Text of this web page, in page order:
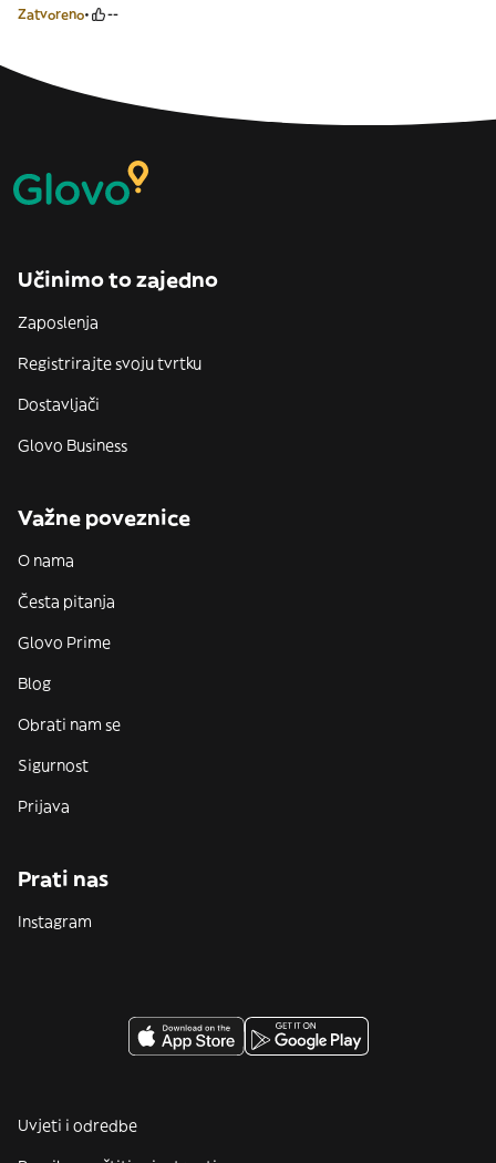
Zatvoreno --
Učinimo to zajedno
Zaposlenja
Registrirajte svoju tvrtku
Dostavljači
Glovo Business
Važne poveznice
O nama
Česta pitanja
Glovo Prime
Blog
Obrati nam se
Sigurnost
Prijava
Prati nas
Instagram
Uvjeti i odredbe